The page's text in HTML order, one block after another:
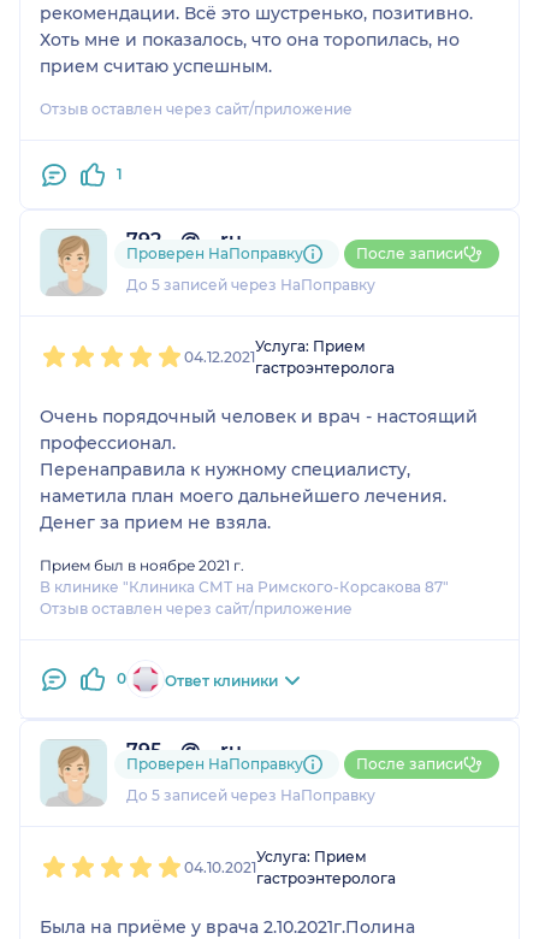
рекомендации. Всё это шустренько, позитивно.
Хоть мне и показалось, что она торопилась, но
прием считаю успешным.
Отзыв оставлен через сайт/приложение
1
792....@....ru
1 отзыв
До 5 записей через НаПоправку
Проверен НаПоправку После записи
04.12.2021
Услуга: Прием
гастроэнтеролога
Очень порядочный человек и врач - настоящий
профессионал.
Перенаправила к нужному специалисту,
наметила план моего дальнейшего лечения.
Денег за прием не взяла.
Прием был в ноябре 2021 г.
В клинике "Клиника СМТ на Римского-Корсакова 87"
Отзыв оставлен через сайт/приложение
0 Ответ клиники
795....@....ru
2 отзыва
До 5 записей через НаПоправку
Проверен НаПоправку После записи
04.10.2021
Услуга: Прием
гастроэнтеролога
Была на приёме у врача 2.10.2021г.Полина